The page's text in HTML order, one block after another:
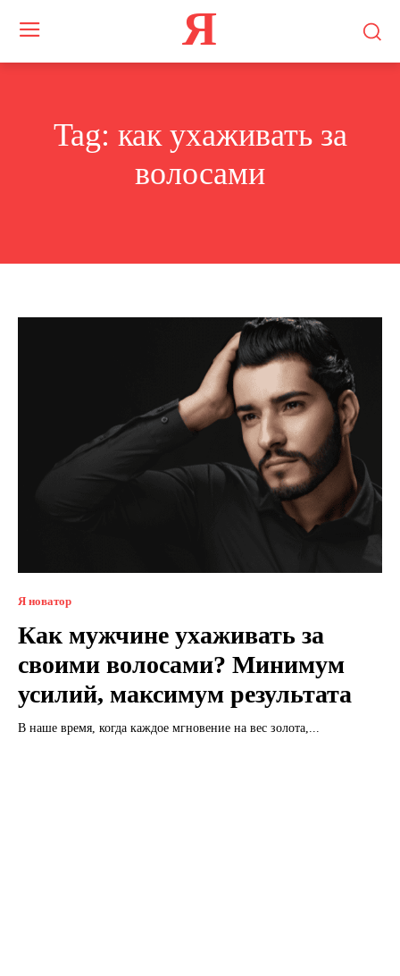
Я
Tag: как ухаживать за
волосами
Я новатор
Как мужчине ухаживать за
своими волосами? Минимум
усилий, максимум результата
В наше время, когда каждое мгновение на вес золота,...